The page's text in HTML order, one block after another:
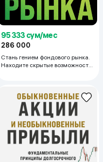
95 333 сум/мес
286 000
Стань гением фондового рынка.
Находите скрытые возможности